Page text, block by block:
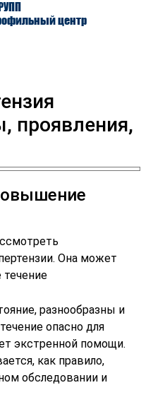
центр
УСЛУГИ
проявления,
Она может
течение
разнообразны и
опасно для
экстренной помощи.
как правило,
обследовании и